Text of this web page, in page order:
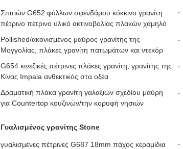
Σπιτιών G652 φύλλων σφενδάμου κόκκινο γρανίτη
πέτρινο πέτρινο υλικό ακτινοβολίας πλακών χαμηλό
Pollished/ακονισμένος μαύρος γρανίτης της
Μογγολίας, πλάκες γρανίτη πατωμάτων και ντεκόρ
G654 κινεζικές πέτρινες πλάκες γρανίτη, γρανίτης της
Κίνας Impala ανθεκτικός στα οξέα
Δραματική πλάκα γρανίτη γαλαξιών σχεδίου μαύρη
για Countertop κουζινών/την κορυφή νησιών
Γυαλισμένος γρανίτης Stone
γυαλισμένες πέτρινες G687 18mm πάχος κεραμίδια